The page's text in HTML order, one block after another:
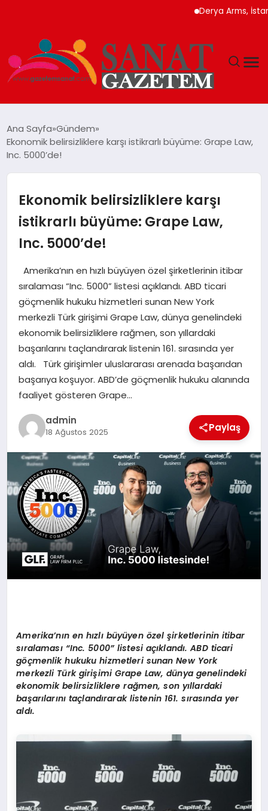
Derya Arms, İstanbul
TEKNOLOJI
YAŞAM
EKONOMI
SAĞLIK
DÜNYA
EĞITIM
Ana Sayfa Gündem
Ekonomik belirsizliklere karşı istikrarlı büyüme: Grape Law,
Inc. 5000’de!
Ekonomik belirsizliklere karşı
istikrarlı büyüme: Grape Law,
Inc. 5000’de!
Amerika’nın en hızlı büyüyen özel şirketlerinin itibar
sıralaması “Inc. 5000” listesi açıklandı. ABD ticari
göçmenlik hukuku hizmetleri sunan New York
merkezli Türk girişimi Grape Law, dünya genelindeki
ekonomik belirsizliklere rağmen, son yıllardaki
başarılarını taçlandırarak listenin 161. sırasında yer
aldı. Türk girişimler uluslararası arenada başarıdan
başarıya koşuyor. ABD’de göçmenlik hukuku alanında
faaliyet gösteren Grape…
admin
18 Ağustos 2025 Paylaş
Amerika’nın en hızlı büyüyen özel şirketlerinin itibar
sıralaması “Inc. 5000” listesi açıklandı. ABD ticari
göçmenlik hukuku hizmetleri sunan New York
merkezli Türk girişimi Grape Law, dünya genelindeki
ekonomik belirsizliklere rağmen, son yıllardaki
başarılarını taçlandırarak listenin 161. sırasında yer
aldı.